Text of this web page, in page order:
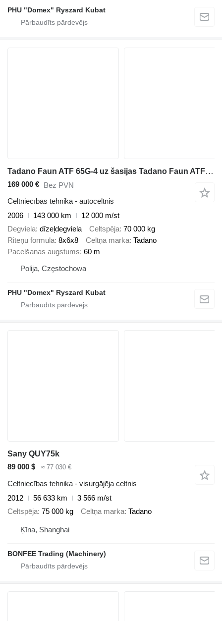
PHU "Domex" Ryszard Kubat
Tadano Faun ATF 65G-4 uz šasijas Tadano Faun ATF 65G-4
169 000 € Bez PVN
Celtniecības tehnika - autoceltnis
2006
143 000 km
12 000 m/st
Degviela dīzeļdegviela Celtspēja 70 000 kg
Riteņu formula 8x6x8 Celtņa marka Tadano
Pacelšanas augstums 60 m
Polija, Częstochowa
PHU "Domex" Ryszard Kubat
Sany QUY75k
89 000 $
≈ 77 030 €
Celtniecības tehnika - visurgājēja celtnis
2012
56 633 km
3 566 m/st
Celtspēja 75 000 kg Celtņa marka Tadano
Ķīna, Shanghai
BONFEE Trading (Machinery)